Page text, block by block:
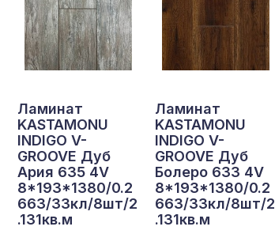
Ламинат
KASTAMONU
INDIGO V-
GROOVE Дуб
Ария 635 4V
8*193*1380/0.2
663/33кл/8шт/2
.131кв.м
Ламинат
KASTAMONU
INDIGO V-
GROOVE Дуб
Болеро 633 4V
8*193*1380/0.2
663/33кл/8шт/2
.131кв.м